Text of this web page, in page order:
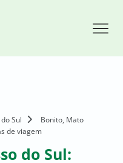
Sul
Bonito, Mato
de viagem
do Sul: